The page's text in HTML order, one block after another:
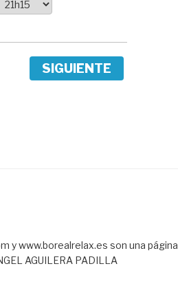
SIGUIENTE
y www.borealrelax.es son una página
AGUILERA PADILLA